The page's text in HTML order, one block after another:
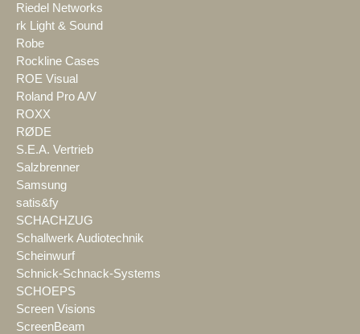
Riedel Networks
rk Light & Sound
Robe
Rockline Cases
ROE Visual
Roland Pro A/V
ROXX
RØDE
S.E.A. Vertrieb
Salzbrenner
Samsung
satis&fy
SCHACHZUG
Schallwerk Audiotechnik
Scheinwurf
Schnick-Schnack-Systems
SCHOEPS
Screen Visions
ScreenBeam